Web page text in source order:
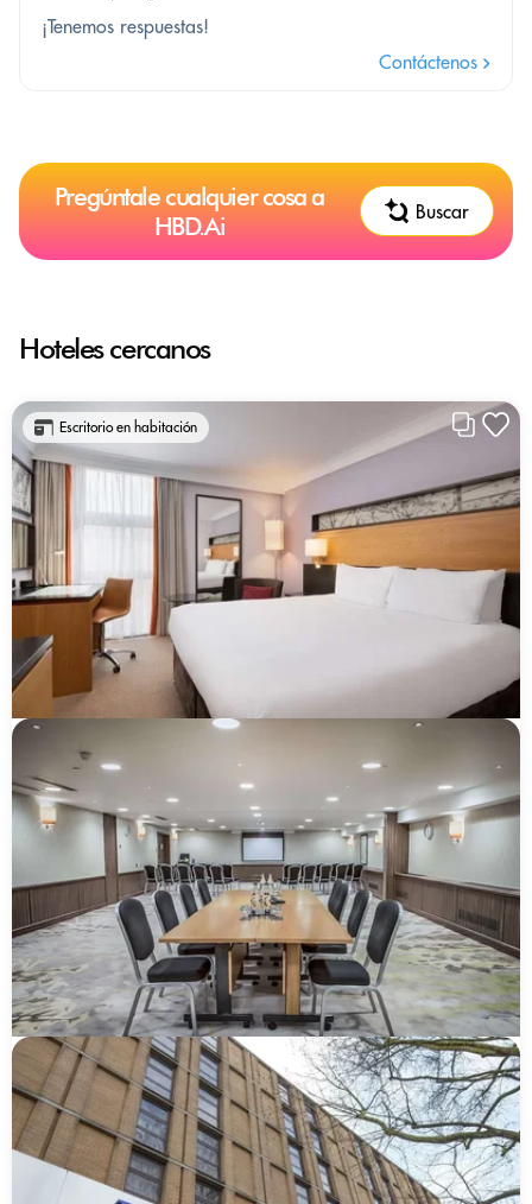
¡Tenemos respuestas!
Contáctenos
Pregúntale cualquier cosa a
HBD.Ai
Buscar
Hoteles cercanos
Escritorio en habitación